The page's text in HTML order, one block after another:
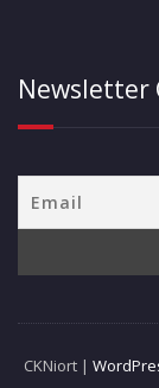
Newsletter
CKNiort |